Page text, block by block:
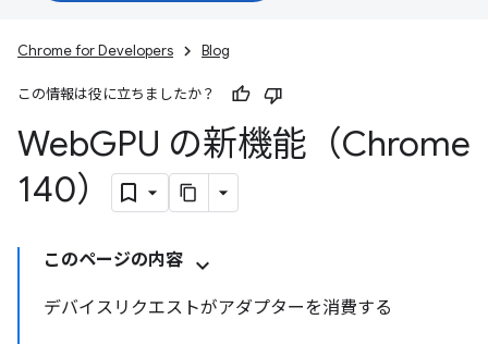
Chrome for Developers Blog
この情報は役に立ちましたか？
WebGPU の新機能（Chrome
140）
このページの内容
デバイスリクエストがアダプターを消費する